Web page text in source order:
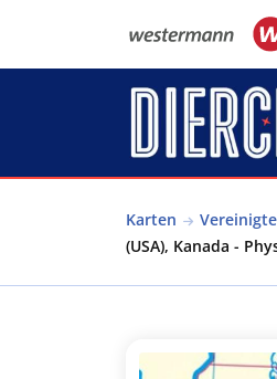
Karten
(USA), Kanada -